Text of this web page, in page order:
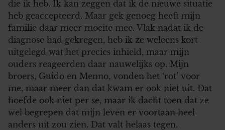
die ik heb. Ik kan zeggen dat ik de nieuwe situatie
heb geaccepteerd. Maar gek genoeg heeft mijn
familie daar meer moeite mee. Vlak nadat ik de
diagnose had gekregen, heb ik ze weleens kort
uitgelegd wat het precies inhield, maar mijn
ouders reageerden daar nauwelijks op. Mijn
broers, Guido en Menno, vonden het ‘rot’ voor
me, maar meer dan dat kwam er ook niet uit. Dat
hoefde ook niet per se, maar ik dacht toen dat ze
wel begrepen dat mijn leven er voortaan heel
anders uit zou zien. Dat valt helaas tegen.